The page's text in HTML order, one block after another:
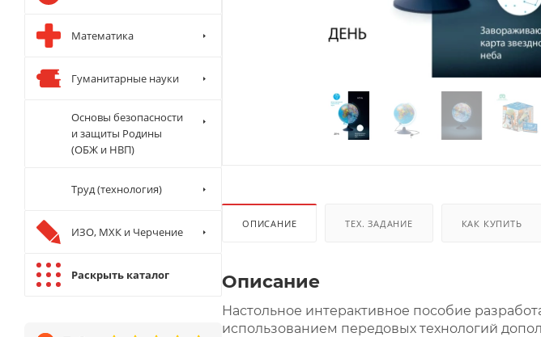
ОПИСАНИЕ ТЕХ. ЗАДАНИЕ КАК КУПИТЬ
Описание
Настольное интерактивное пособие
использованием передовых технологий
Математика
Гуманитарные науки
Основы безопасности
и защиты Родины
(ОБЖ и НВП)
Труд (технология)
ИЗО, МХК и Черчение
Раскрыть каталог